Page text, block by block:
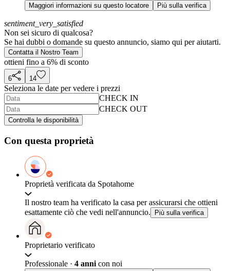
Maggiori informazioni su questo locatore Più sulla verifica
sentiment_very_satisfied
Non sei sicuro di qualcosa?
Se hai dubbi o domande su questo annuncio, siamo qui per aiutarti.
Contatta il Nostro Team
ottieni fino a 6% di sconto
6 14
Seleziona le date per vedere i prezzi
CHECK IN
CHECK OUT
Controlla le disponibilità
Con questa proprietà
Proprietà verificata da Spotahome
Il nostro team ha verificato la casa per assicurarsi che ottieni
esattamente ciò che vedi nell'annuncio.
Più sulla verifica
Proprietario verificato
Professionale · 4 anni con noi